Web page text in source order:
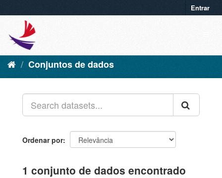
Entrar
Conjuntos de dados
Ordenar por
1 conjunto de dados encontrado